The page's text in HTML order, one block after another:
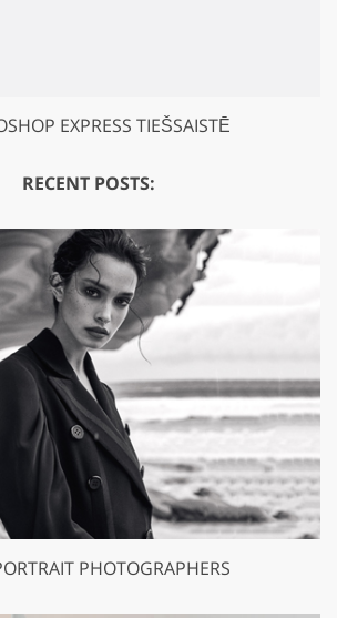
EXPRESS TIEŠSAISTĒ
RECENT POSTS:
PHOTOGRAPHERS